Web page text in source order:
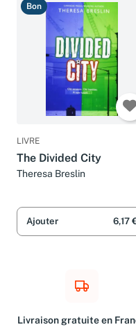
Bon
LIVRE
The Divided City
Theresa Breslin
Ajouter 6,17
Livraison gratuite en